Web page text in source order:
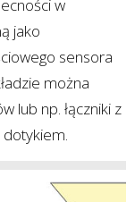
w
jako
sensora
można
lub np. łączniki z